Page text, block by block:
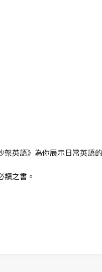
英語》為你展示日常英語
之書。